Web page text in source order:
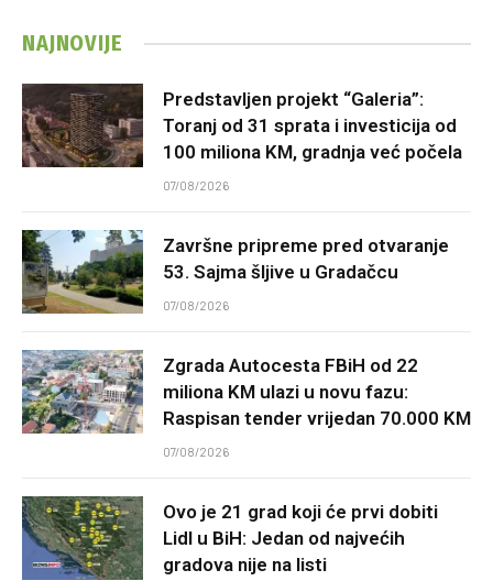
NAJNOVIJE
Predstavljen projekt “Galeria”:
Toranj od 31 sprata i investicija od
100 miliona KM, gradnja već počela
07/08/2026
Završne pripreme pred otvaranje
53. Sajma šljive u Gradačcu
07/08/2026
Zgrada Autocesta FBiH od 22
miliona KM ulazi u novu fazu:
Raspisan tender vrijedan 70.000 KM
07/08/2026
Ovo je 21 grad koji će prvi dobiti
Lidl u BiH: Jedan od najvećih
gradova nije na listi